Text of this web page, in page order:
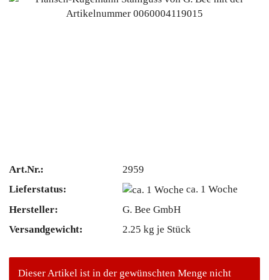
Art.Nr.:
2959
Lieferstatus:
ca. 1 Woche
Hersteller:
G. Bee GmbH
Versandgewicht:
2.25 kg je Stück
Dieser Artikel ist in der gewünschten Menge nicht